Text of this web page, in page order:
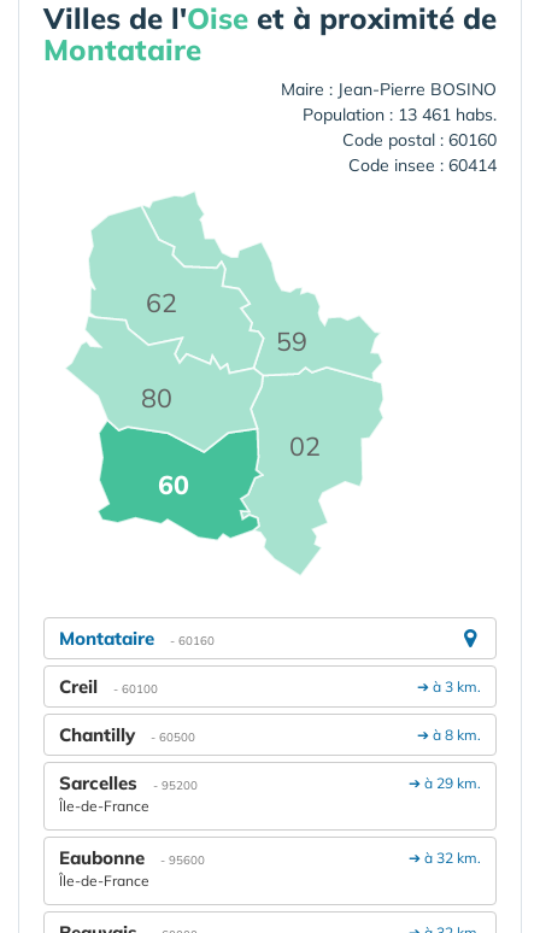
Villes de l'Oise et à proximité de
Montataire
Maire : Jean-Pierre BOSINO
Population : 13 461 habs.
Code postal : 60160
Code insee : 60414
02
59
60
62
80
Montataire - 60160
➔ à 3 km.
Creil - 60100
➔ à 8 km.
Chantilly - 60500
➔ à 29 km.
Sarcelles - 95200
Île-de-France
➔ à 32 km.
Eaubonne - 95600
Île-de-France